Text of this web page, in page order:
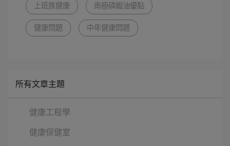
上班族健康 南極磷蝦油優點
健康問題 中年健康問題
所有文章主題
健康工程學
健康保健室